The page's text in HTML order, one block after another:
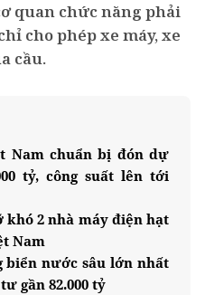
quan chức năng phải
cho phép xe máy, xe
cầu.
Nam chuẩn bị đón dự
tỷ, công suất lên tới
2 nhà máy điện hạt
Nam
biển nước sâu lớn nhất
gần 82.000 tỷ